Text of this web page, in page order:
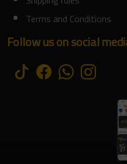
Terms and Conditions
Follow us on social